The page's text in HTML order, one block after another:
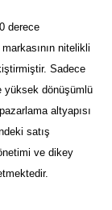
derece
nitelikli
Sadece
yüksek dönüşümlü
altyapısı
satış
ve dikey